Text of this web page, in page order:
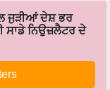
ਜੁੜੀਆਂ ਦੇਸ਼ ਭਰ
ਸਾਡੇ ਨਿਉਜ਼ਲੈਟਰ ਦੇ